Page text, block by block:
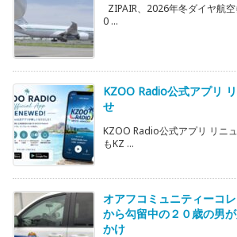
ZIPAIR、2026年冬ダイヤ航
0 ...
KZOO Radio公式アプリ
せ
KZOO Radio公式アプリ リニ
もKZ ...
オアフコミュニティーコ
から勾留中の２０歳の男
かけ